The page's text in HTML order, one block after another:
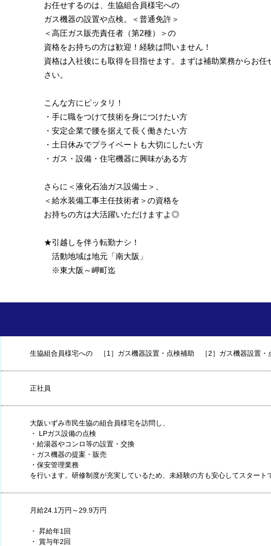
お任せするのは、生協組合員様宅への
ガス機器の設置や点検。＜普通免許＞
＜高圧ガス販売責任者（第2種）＞の
資格をお持ちの方は歓迎！経験は問いません！
資格は入社後にも取得を目指せます。まずは補助業務からお
さい。
こんな方にピッタリ！
・手に職をつけて技術を身につけたい方
・安定企業で腰を据えて長く働きたい方
・土日休みでプライベートも大切にしたい方
・ガス・設備・住宅機器に興味がある方
さらに＜液化石油ガス設備士＞、
＜給水装備工事主任技術者＞の資格を
お持ちの方は大活躍いただけますよ◎
★引越しを伴う転勤ナシ！
活動地域は地元「南大阪」
※東大阪～岬町迄
生協組合員様宅への ［1］ガス機器設置・点検補助 ［2］ガス機器設置・
正社員
大阪いずみ市民生協の組合員様宅を訪問し、
・ LPガス設備の点検
・給湯器やコンロ等の設置・交換
・ガス機器の提案・販売
・保安管理業務
を行います。研修制度が充実しているため、未経験の方も安心してスタート
月給24.1万円～29.9万円
・ 昇給年1回
・ 賞与年2回